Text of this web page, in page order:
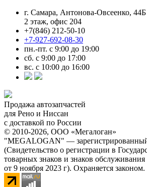
г. Самара, Антонова-Овсеенко, 44Б
2 этаж, офис 204
+7(846) 212-50-10
+7-927-692-08-30
пн.-пт. с 9:00 до 19:00
сб. с 9:00 до 17:00
вс. с 10:00 до 16:00
Продажа автозапчастей
для Рено и Ниссан
с доставкой по России
© 2010-2026, ООО «Мегалоган»
"MEGALOGAN" —
(Свидетельство о регистрации в
товарных знаков и знаков
от 9 ноября 2023 г). Охраняется законом.